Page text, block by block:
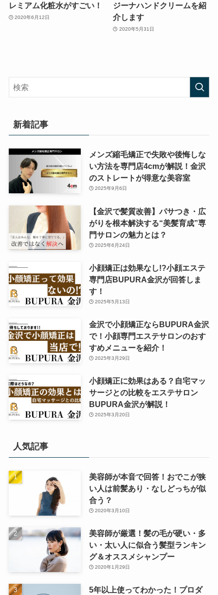
レミアム化粧水がすごい！
2020年6月12日
ジーナハンドクリームを紹
介します
2020年5月31日
新着記事
メンズ縮毛矯正で失敗や後悔しな
い方法を専門店4cmが解説！金沢
のストレートが得意な美容室
2025年9月6日
【金沢で髪質改善】パサつき・広
がりを根本解決する“美髪育成”専
門サロンの魅力とは？
2025年6月24日
小顔矯正は効果なし!?小顔エステ
専門店BUPURA金沢が回答しま
す！
2025年5月13日
金沢で小顔矯正ならBUPURA金沢
で！小顔専門エステサロンのおす
すめメニューを紹介！
2025年3月29日
小顔矯正に効果はある？自宅マッ
サージとの比較をエステサロン
BUPURA金沢が解説！
2025年3月20日
人気記事
美容師が本音で回答！おでこが狭
い人は前髪あり・なしどっちが似
合う？
2020年3月10日
美容師が厳選！髪の毛が硬い・多
い・太い人に似合う髪型ランキン
グ＆オススメシャンプー
2020年1月29日
5年以上使ってわかった！プロダ